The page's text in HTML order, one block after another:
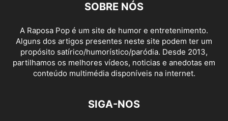
SOBRE NÓS
A Raposa Pop é um site de humor e entretenimento.
Alguns dos artigos presentes neste site podem ter um
propósito satírico/humorístico/paródia. Desde 2013,
partilhamos os melhores vídeos, noticias e anedotas em
conteúdo multimédia disponíveis na internet.
SIGA-NOS